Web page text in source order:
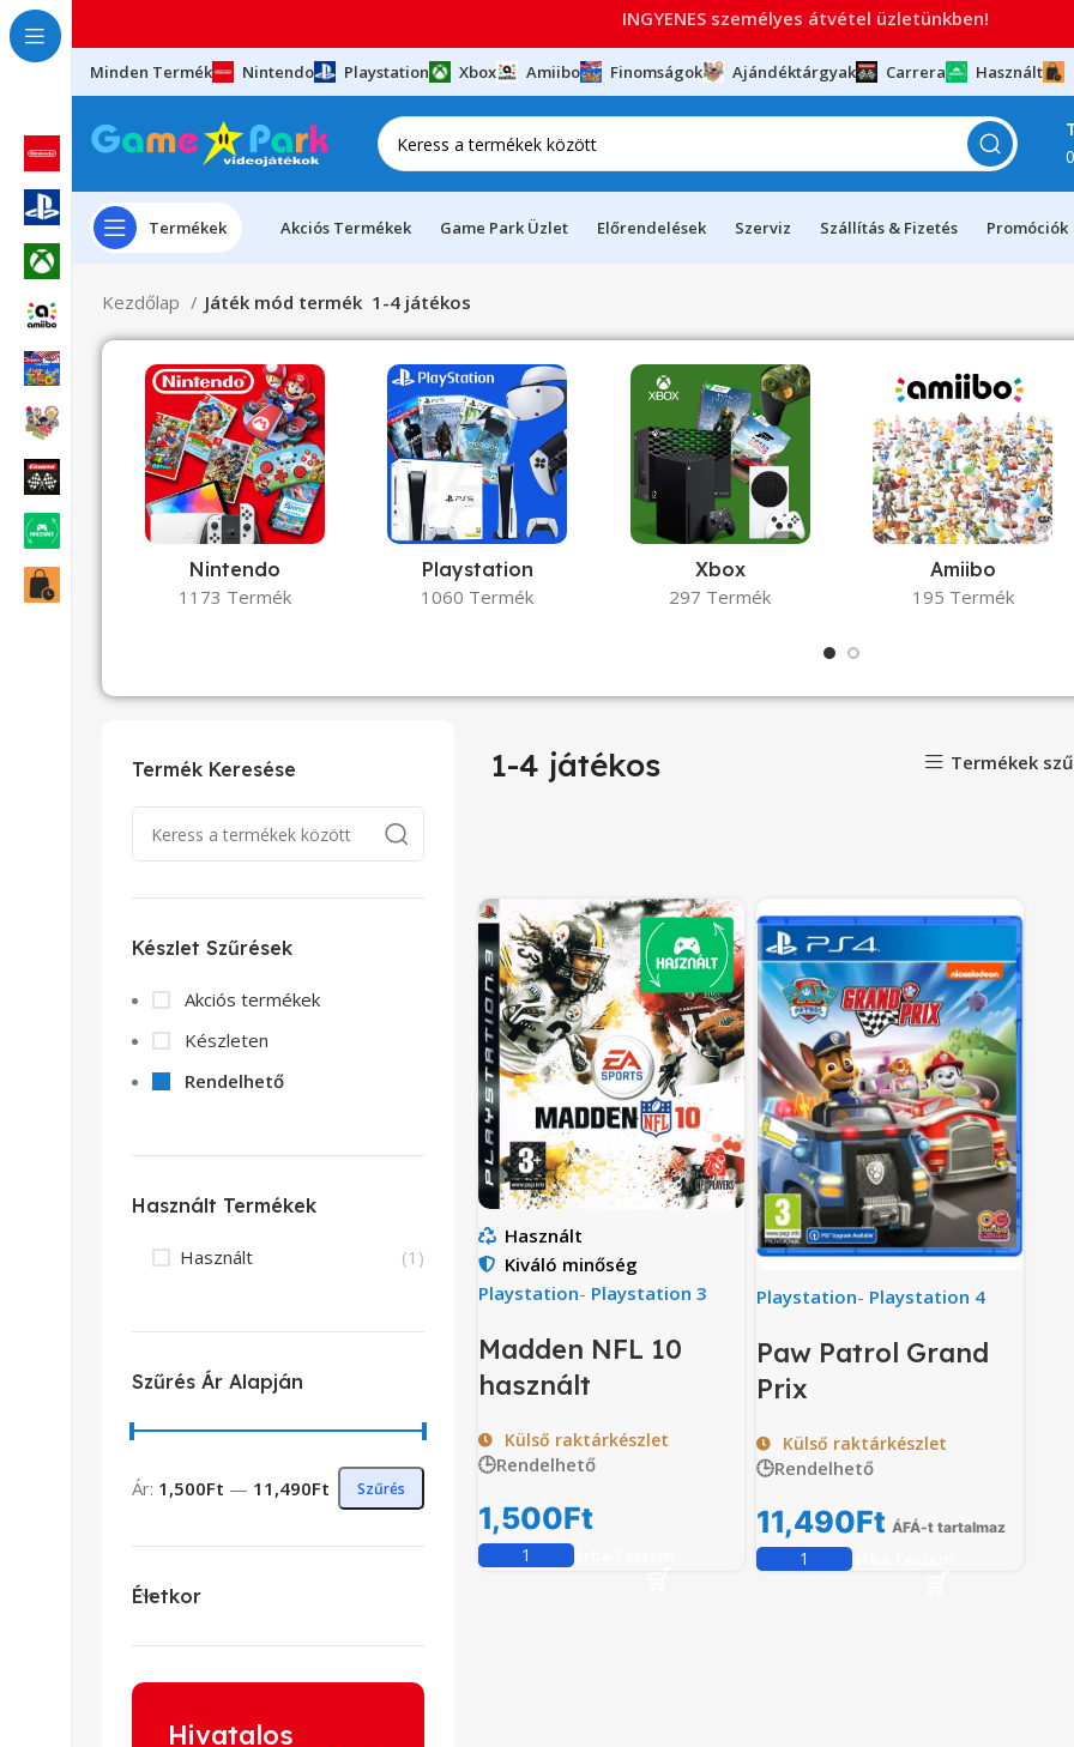
Minden Termék Nintendo Playstation Xbox Amiibo Finomságok Ajándéktárgyak Carrera Használt
Termékek Akciós Termékek Game Park Üzlet Előrendelések Szerviz Szállítás & Fizetés Promóciók
Kezdőlap Játék mód termék 1-4 játékos
Nintendo
1173 Termék
Playstation
1060 Termék
Xbox
297 Termék
Amiibo
195 Termék
Termék Keresése
Készlet Szűrések
Akciós termékek
Készleten
Rendelhető
Használt Termékek
Használt (1)
Szűrés Ár Alapján
Szűrés
Ár: 1,500Ft — 11,490Ft
Életkor
Hivatalos
1-4 játékos Termékek
Használt
Kiváló minőség
Playstation- Playstation 3
Madden NFL 10
használt
Külső raktárkészlet
🕒Rendelhető
1,500Ft
Kosárba Teszem
Playstation- Playstation 4
Paw Patrol Grand
Prix
Külső raktárkészlet
🕒Rendelhető
11,490Ft ÁFÁ-t tartalmaz
Kosárba Teszem
INGYENES személyes átvétel üzletünkben!